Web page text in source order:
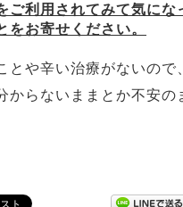
ご利用されてみて気に
をお寄せください。
とや辛い治療がないの
からないままとか不安の